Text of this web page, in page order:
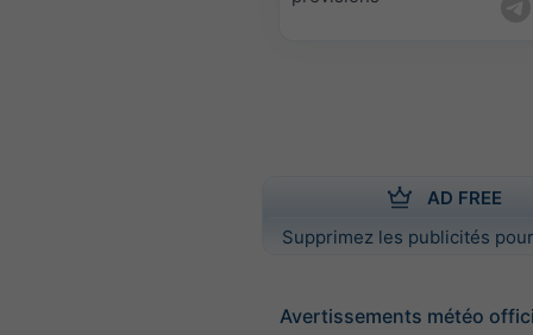
AD FREE
Supprimez les publicités
Avertissements météo